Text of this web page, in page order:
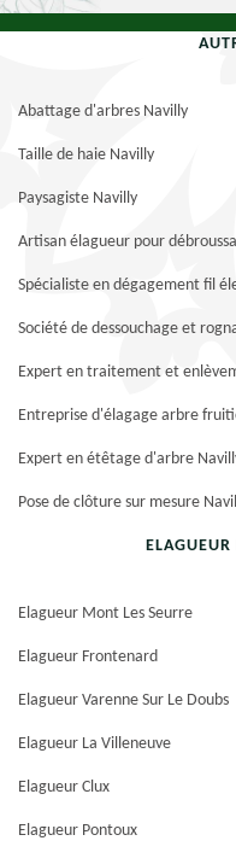
Abattage d'arbres Navilly
Taille de haie Navilly
Paysagiste Navilly
Artisan élagueur pour
Spécialiste en dégagement fil
Société de dessouchage et
Expert en traitement et
Entreprise d'élagage arbre
Expert en étêtage d'arbre
Pose de clôture sur mesure
ELAGUEUR
Elagueur Mont Les Seurre
Elagueur Frontenard
Elagueur Varenne Sur Le Doubs
Elagueur La Villeneuve
Elagueur Clux
Elagueur Pontoux